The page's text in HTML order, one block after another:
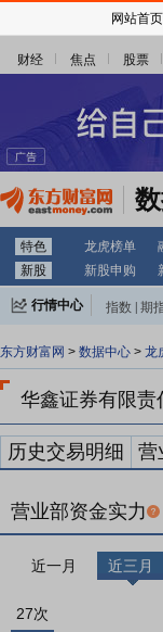
财经 焦点 股票
特色 龙虎榜单
新股
新股申购
行情中心 指数 期
东方财富网 > 数据中心 > 龙
华鑫证券有限
历史交易明细 营
营业部资金实力
近一月 近三月
27次
网站首页